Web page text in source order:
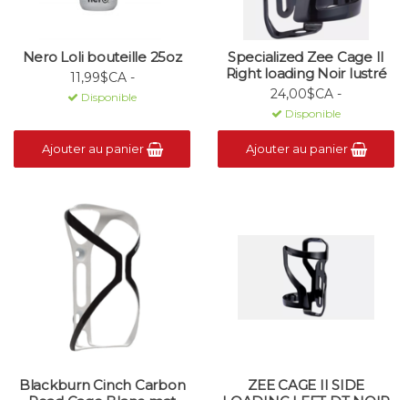
Nero Loli bouteille 25oz
11,99$CA -
Disponible
Ajouter au panier
Specialized Zee Cage II
Right loading Noir lustré
24,00$CA -
Disponible
Ajouter au panier
Blackburn Cinch Carbon
ZEE CAGE II SIDE